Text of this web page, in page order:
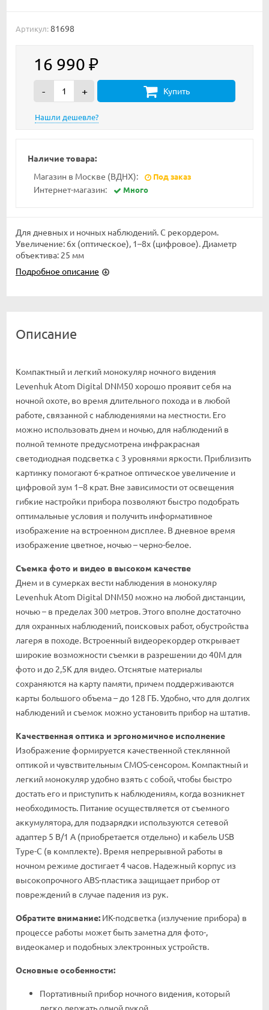
Артикул: 81698
16 990 ₽
- + Купить
Наличие товара:
Магазин в Москве (ВДНХ):
Под заказ
Интернет-магазин: Много
Для дневных и ночных наблюдений. С рекордером.
Увеличение: 6х (оптическое), 1–8х (цифровое). Диаметр
объектива: 25 мм
Подробное описание
Описание
Компактный и легкий монокуляр ночного видения
Levenhuk Atom Digital DNM50 хорошо проявит себя на
ночной охоте, во время длительного похода и в любой
работе, связанной с наблюдениями на местности. Его
можно использовать днем и ночью, для наблюдений в
полной темноте предусмотрена инфракрасная
светодиодная подсветка с 3 уровнями яркости. Приблизить
картинку помогают 6-кратное оптическое увеличение и
цифровой зум 1–8 крат. Вне зависимости от освещения
гибкие настройки прибора позволяют быстро подобрать
оптимальные условия и получить информативное
изображение на встроенном дисплее. В дневное время
изображение цветное, ночью – черно-белое.
Съемка фото и видео в высоком качестве
Днем и в сумерках вести наблюдения в монокуляр
Levenhuk Atom Digital DNM50 можно на любой дистанции,
ночью – в пределах 300 метров. Этого вполне достаточно
для охранных наблюдений, поисковых работ, обустройства
лагеря в походе. Встроенный видеорекордер открывает
широкие возможности съемки в разрешении до 40M для
фото и до 2,5К для видео. Отснятые материалы
сохраняются на карту памяти, причем поддерживаются
карты большого объема – до 128 ГБ. Удобно, что для долгих
наблюдений и съемок можно установить прибор на штатив.
Качественная оптика и эргономичное исполнение
Изображение формируется качественной стеклянной
оптикой и чувствительным CMOS-сенсором. Компактный и
легкий монокуляр удобно взять с собой, чтобы быстро
достать его и приступить к наблюдениям, когда возникнет
необходимость. Питание осуществляется от съемного
аккумулятора, для подзарядки используются сетевой
адаптер 5 В/1 А (приобретается отдельно) и кабель USB
Type-C (в комплекте). Время непрерывной работы в
ночном режиме достигает 4 часов. Надежный корпус из
высокопрочного ABS-пластика защищает прибор от
повреждений в случае падения из рук.
Обратите внимание: ИК-подсветка (излучение прибора) в
процессе работы может быть заметна для фото-,
видеокамер и подобных электронных устройств.
Основные особенности:
Портативный прибор ночного видения, который
легко держать одной рукой